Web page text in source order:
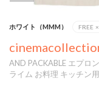
ホワイト（MMM） FREE ×
AND PACKABLE エプロ
ライム お料理 キッチン